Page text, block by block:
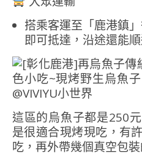
搭乘客運至「鹿港鎮
即可抵達，沿途還能
這區的烏魚子都是250
是很適合現烤現吃，有
吃，再外帶幾個真空包